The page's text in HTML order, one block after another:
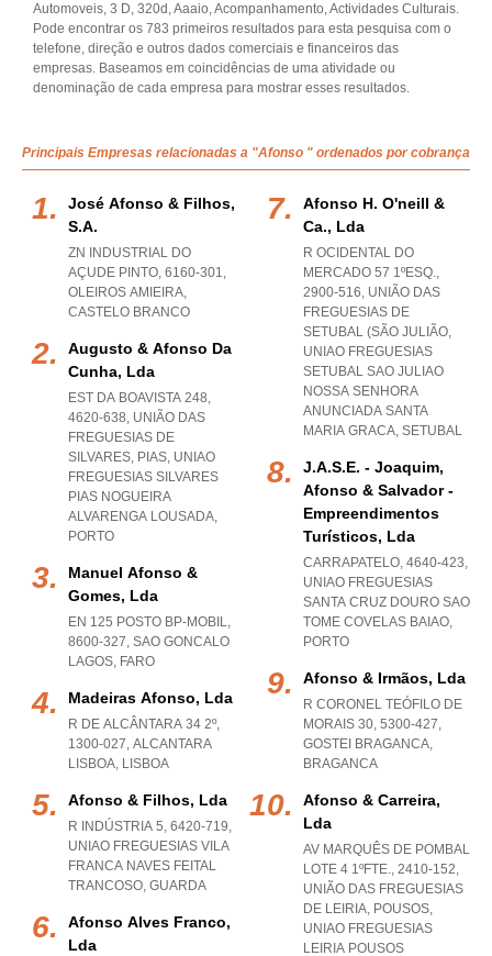
Automoveis, 3 D, 320d, Aaaio, Acompanhamento, Actividades Culturais.
Pode encontrar os 783 primeiros resultados para esta pesquisa com o
telefone, direção e outros dados comerciais e financeiros das
empresas. Baseamos em coincidências de uma atividade ou
denominação de cada empresa para mostrar esses resultados.
Principais Empresas relacionadas a "Afonso " ordenados por cobrança
José Afonso & Filhos,
S.a.
ZN INDUSTRIAL DO
AÇUDE PINTO, 6160-301,
OLEIROS AMIEIRA,
CASTELO BRANCO
Augusto & Afonso Da
Cunha, Lda
EST DA BOAVISTA 248,
4620-638, UNIÃO DAS
FREGUESIAS DE
SILVARES, PIAS, UNIAO
FREGUESIAS SILVARES
PIAS NOGUEIRA
ALVARENGA LOUSADA,
PORTO
Manuel Afonso &
Gomes, Lda
EN 125 POSTO BP-MOBIL,
8600-327, SAO GONCALO
LAGOS, FARO
Madeiras Afonso, Lda
R DE ALCÂNTARA 34 2º,
1300-027, ALCANTARA
LISBOA, LISBOA
Afonso & Filhos, Lda
R INDÚSTRIA 5, 6420-719,
UNIAO FREGUESIAS VILA
FRANCA NAVES FEITAL
TRANCOSO, GUARDA
Afonso Alves Franco,
Lda
Afonso H. O'neill &
Ca., Lda
R OCIDENTAL DO
MERCADO 57 1ºESQ.,
2900-516, UNIÃO DAS
FREGUESIAS DE
SETUBAL (SÃO JULIÃO,
UNIAO FREGUESIAS
SETUBAL SAO JULIAO
NOSSA SENHORA
ANUNCIADA SANTA
MARIA GRACA, SETUBAL
J.a.s.e. - Joaquim,
Afonso & Salvador -
Empreendimentos
Turísticos, Lda
CARRAPATELO, 4640-423,
UNIAO FREGUESIAS
SANTA CRUZ DOURO SAO
TOME COVELAS BAIAO,
PORTO
Afonso & Irmãos, Lda
R CORONEL TEÓFILO DE
MORAIS 30, 5300-427,
GOSTEI BRAGANCA,
BRAGANCA
Afonso & Carreira,
Lda
AV MARQUÊS DE POMBAL
LOTE 4 1ºFTE., 2410-152,
UNIÃO DAS FREGUESIAS
DE LEIRIA, POUSOS,
UNIAO FREGUESIAS
LEIRIA POUSOS